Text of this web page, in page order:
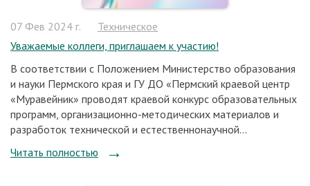
07 Фев 2024 г.
Техническое
Уважаемые коллеги, приглашаем к участию!
В соответствии c Положением Министерство образования
и науки Пермского края и ГУ ДО «Пермский краевой центр
«Муравейник» проводят краевой конкурс образовательных
программ, организационно-методических материалов и
разработок технической и естественнонаучной...
Читать полностью